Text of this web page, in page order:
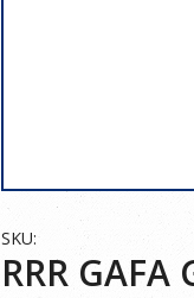
SKU:
RRR